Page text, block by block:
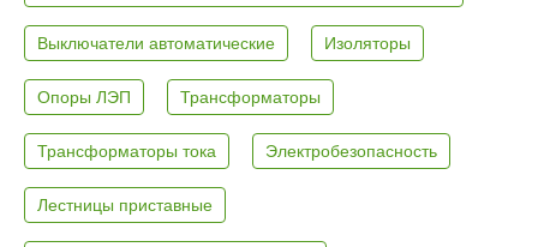
Выключатели автоматические Изоляторы
Опоры ЛЭП Трансформаторы
Трансформаторы тока Электробезопасность
Лестницы приставные